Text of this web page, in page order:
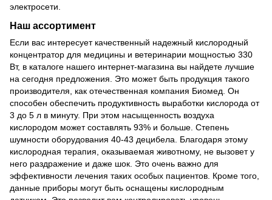
электросети.
Наш ассортимент
Если вас интересует качественный надежный кислородный
концентратор для медицины и ветеринарии мощностью 330
Вт, в каталоге нашего интернет-магазина вы найдете лучшие
на сегодня предложения. Это может быть продукция такого
производителя, как отечественная компания Биомед. Он
способен обеспечить продуктивность выработки кислорода от
3 до 5 л в минуту. При этом насыщенность воздуха
кислородом может составлять 93% и больше. Степень
шумности оборудования 40-43 децибела. Благодаря этому
кислородная терапия, оказываемая животному, не вызовет у
него раздражение и даже шок. Это очень важно для
эффективности лечения таких особых пациентов. Кроме того,
данные приборы могут быть оснащены кислородным